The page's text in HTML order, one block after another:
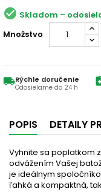
check_circle Skladom
Množstvo
local_shippingRýchle doručenie
Odosielame do 24 h
POPIS DETAILY
Vyhnite sa poplatkom
odvážením Vašej
je ideálnym
ľahká a kompaktná,